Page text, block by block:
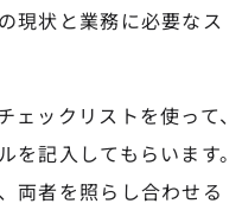
現状と業務に必要なス
ックリストを使って、
記入してもらいます。
両者を照らし合わせる